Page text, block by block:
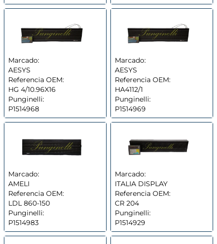
Marcado:
AESYS
Referencia OEM:
HG 4/10.96X16
Punginelli:
P1514968
Marcado:
AESYS
Referencia OEM:
HA4112/1
Punginelli:
P1514969
Marcado:
AMELI
Referencia OEM:
LDL 860-150
Punginelli:
P1514983
Marcado:
ITALIA DISPLAY
Referencia OEM:
CR 204
Punginelli:
P1514929